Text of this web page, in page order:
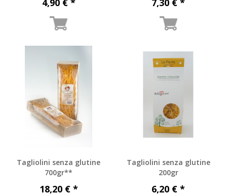
4,90 € * 7,30 € *
Tagliolini senza glutine
700gr**
18,20 € *
Tagliolini senza glutine
200gr
6,20 € *